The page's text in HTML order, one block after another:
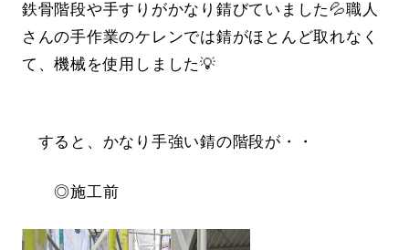
鉄骨階段や手すりがかなり錆びていました💦職人
さんの手作業のケレンでは錆がほとんど取れなく
て、機械を使用しました💡
すると、かなり手強い錆の階段が・・
◎施工前